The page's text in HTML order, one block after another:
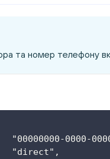
та номер телефону
"00000000-0000-
"direct",